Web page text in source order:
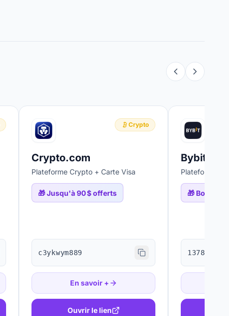
Crypto
Crypto.com
Plateforme Crypto + Carte Visa
🎁Jusqu'à 90 $ offerts
c3ykwym889
En savoir +
Ouvrir le lien
Bybit
Plateforme
🎁 Bonus
137897